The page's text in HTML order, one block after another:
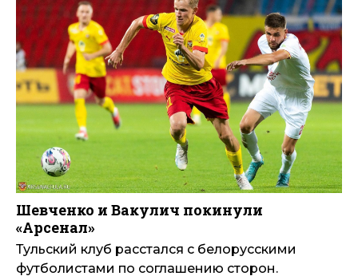
Шевченко и Вакулич покинули
«Арсенал»
Тульский клуб расстался с белорусскими
футболистами по соглашению сторон.